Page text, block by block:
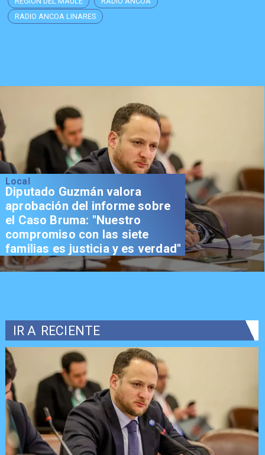
RADIO ANCOA LINARES
Local
Diputado Guzmán valora
aprobación del informe sobre
el Caso Bruma: "Nuestro
compromiso con las siete
familias es justicia y es verdad"
IR A RECIENTE